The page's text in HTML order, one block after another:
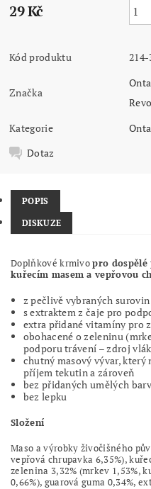
29 Kč
Kód produktu
Značka
Kategorie
Dotaz
POPIS
DISKUZE
Doplňkové krmivopro dospělé
kuřecím masem a vepřovou
z pečlivě vybraných surovin
s extraktem z čaje pro
extra přidané vitamíny pro
obohacené o zeleninu
podporu trávení – zdroj
chutný masový vývar,
příjem tekutin a zároveň
bez přidaných umělých
bez lepku
Složení
Maso a výrobky živočišného
vepřová chrupavka 6,35%),
zelenina 3,32% (mrkev 1,53%,
0,66%), guarová guma 0,34%,